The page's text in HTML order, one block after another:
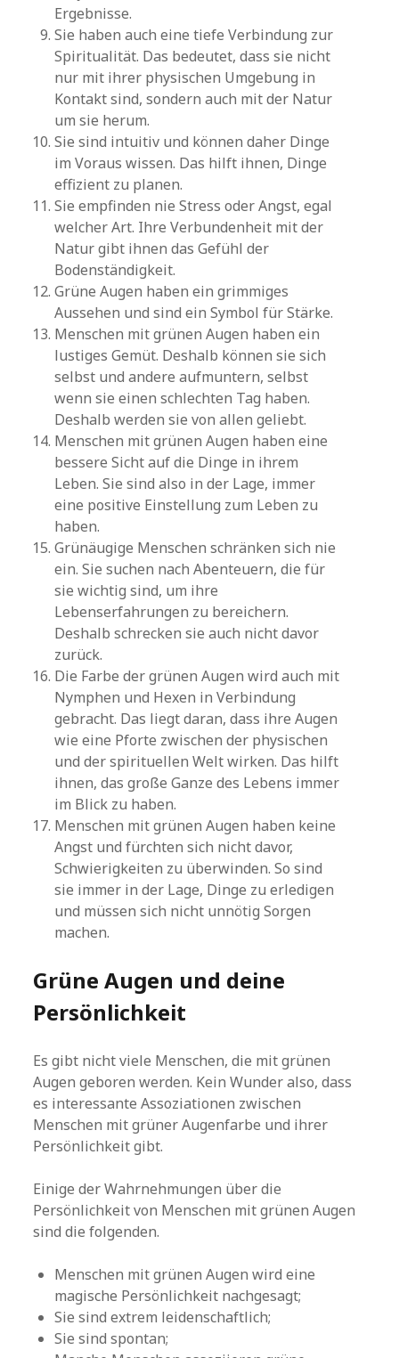
Ergebnisse.
Sie haben auch eine tiefe Verbindung zur
Spiritualität. Das bedeutet, dass sie nicht
nur mit ihrer physischen Umgebung in
Kontakt sind, sondern auch mit der Natur
um sie herum.
Sie sind intuitiv und können daher Dinge
im Voraus wissen. Das hilft ihnen, Dinge
effizient zu planen.
Sie empfinden nie Stress oder Angst, egal
welcher Art. Ihre Verbundenheit mit der
Natur gibt ihnen das Gefühl der
Bodenständigkeit.
Grüne Augen haben ein grimmiges
Aussehen und sind ein Symbol für Stärke.
Menschen mit grünen Augen haben ein
lustiges Gemüt. Deshalb können sie sich
selbst und andere aufmuntern, selbst
wenn sie einen schlechten Tag haben.
Deshalb werden sie von allen geliebt.
Menschen mit grünen Augen haben eine
bessere Sicht auf die Dinge in ihrem
Leben. Sie sind also in der Lage, immer
eine positive Einstellung zum Leben zu
haben.
Grünäugige Menschen schränken sich nie
ein. Sie suchen nach Abenteuern, die für
sie wichtig sind, um ihre
Lebenserfahrungen zu bereichern.
Deshalb schrecken sie auch nicht davor
zurück.
Die Farbe der grünen Augen wird auch mit
Nymphen und Hexen in Verbindung
gebracht. Das liegt daran, dass ihre Augen
wie eine Pforte zwischen der physischen
und der spirituellen Welt wirken. Das hilft
ihnen, das große Ganze des Lebens immer
im Blick zu haben.
Menschen mit grünen Augen haben keine
Angst und fürchten sich nicht davor,
Schwierigkeiten zu überwinden. So sind
sie immer in der Lage, Dinge zu erledigen
und müssen sich nicht unnötig Sorgen
machen.
Grüne Augen und deine
Persönlichkeit
Es gibt nicht viele Menschen, die mit grünen
Augen geboren werden. Kein Wunder also, dass
es interessante Assoziationen zwischen
Menschen mit grüner Augenfarbe und ihrer
Persönlichkeit gibt.
Einige der Wahrnehmungen über die
Persönlichkeit von Menschen mit grünen Augen
sind die folgenden.
Menschen mit grünen Augen wird eine
magische Persönlichkeit nachgesagt;
Sie sind extrem leidenschaftlich;
Sie sind spontan;